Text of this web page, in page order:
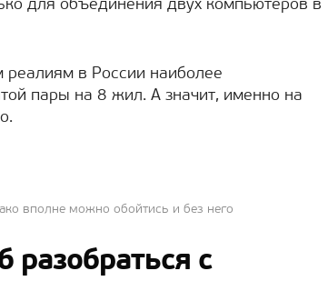
для объединения двух компьютеров в
реалиям в России наиболее
пары на 8 жил. А значит, именно на
вполне можно обойтись и без него
разобраться с